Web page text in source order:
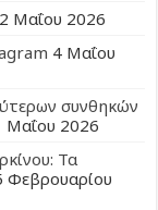
Μαΐου 2026
4 Μαΐου
συνθηκών
Μαΐου 2026
Τα
Φεβρουαρίου